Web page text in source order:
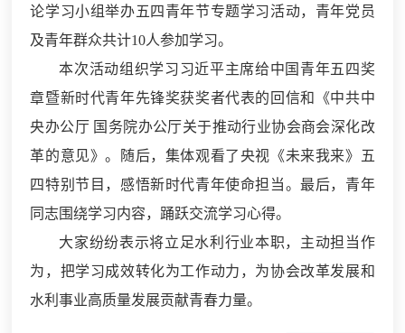
论学习小组举办五四青年节专题学习活动，青年党员
及青年群众共计10人参加学习。
本次活动组织学习习近平主席给中国青年五四奖
章暨新时代青年先锋奖获奖者代表的回信和《中共中
央办公厅 国务院办公厅关于推动行业协会商会深化改
革的意见》。随后，集体观看了央视《未来我来》五
四特别节目，感悟新时代青年使命担当。最后，青年
同志围绕学习内容，踊跃交流学习心得。
大家纷纷表示将立足水利行业本职，主动担当作
为，把学习成效转化为工作动力，为协会改革发展和
水利事业高质量发展贡献青春力量。